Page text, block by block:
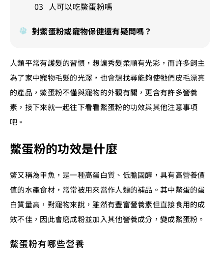
人可以吃鱉蛋粉嗎
對鱉蛋粉或寵物保健還有疑問嗎？
人類平常有護髮的習慣，想讓秀髮柔順有光彩，而許多飼主
為了家中寵物毛髮的光澤，也會想找尋能夠使牠們皮毛漂亮
的產品，鱉蛋粉不僅與寵物的外觀有關，更含有許多營養
素，接下來就一起往下看看鱉蛋粉的功效與其他注意事項
吧。
鱉蛋粉的功效是什麼
鱉又稱為甲魚，是一種高蛋白質、低膽固醇，具有高營養價
值的水產食材，常常被用來當作人類的補品。其中鱉蛋的蛋
白質量高，對寵物來說，雖然有豐富營養素但直接食用的成
效不佳，因此會磨成粉並加入其他營養成分，變成鱉蛋粉。
鱉蛋粉有哪些營養